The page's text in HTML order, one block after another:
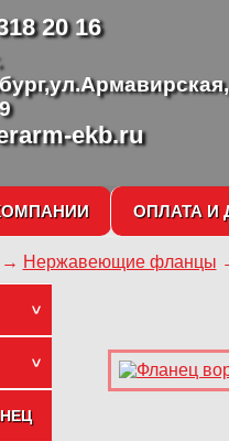
20 16
ekb.ru
ОПЛАТА И
→ Нержавеющие фланцы